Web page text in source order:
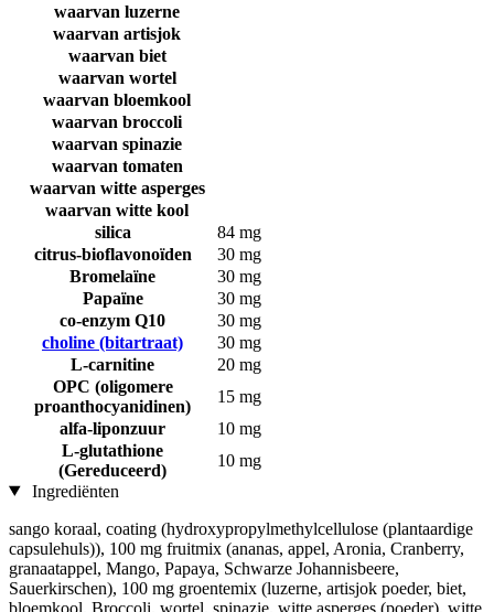
waarvan luzerne
waarvan artisjok
waarvan biet
waarvan wortel
waarvan bloemkool
waarvan broccoli
waarvan spinazie
waarvan tomaten
waarvan witte asperges
waarvan witte kool
silica
84 mg
citrus-bioflavonoïden
30 mg
Bromelaïne
30 mg
Papaïne
30 mg
co-enzym Q10
30 mg
choline (bitartraat)
30 mg
L-carnitine
20 mg
OPC (oligomere
proanthocyanidinen)
15 mg
alfa-liponzuur
10 mg
L-glutathione
(Gereduceerd)
10 mg
Ingrediënten
sango koraal, coating (hydroxypropylmethylcellulose (plantaardige
capsulehuls)), 100 mg fruitmix (ananas, appel, Aronia, Cranberry,
granaatappel, Mango, Papaya, Schwarze Johannisbeere,
Sauerkirschen), 100 mg groentemix (luzerne, artisjok poeder, biet,
bloemkool, Broccoli, wortel, spinazie, witte asperges (poeder), witte